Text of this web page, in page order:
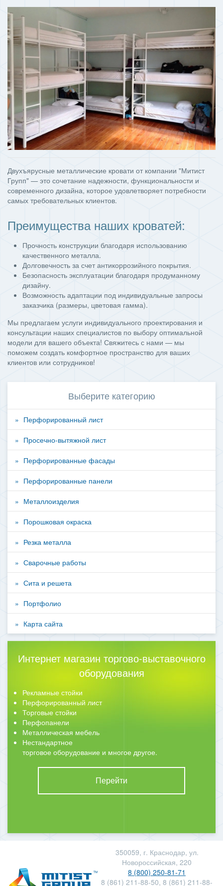
Двухъярусные металлические кровати от компании "Митист
Групп" — это сочетание надежности, функциональности и
современного дизайна, которое удовлетворяет потребности
самых требовательных клиентов.
Преимущества наших кроватей:
Прочность конструкции благодаря использованию
качественного металла.
Долговечность за счет антикоррозийного покрытия.
Безопасность эксплуатации благодаря продуманному
дизайну.
Возможность адаптации под индивидуальные запросы
заказчика (размеры, цветовая гамма).
Мы предлагаем услуги индивидуального проектирования и
консультации наших специалистов по выбору оптимальной
модели для вашего объекта! Свяжитесь с нами — мы
поможем создать комфортное пространство для ваших
клиентов или сотрудников!
Выберите категорию
Перфорированный лист
Просечно-вытяжной лист
Перфорированные фасады
Перфорированные панели
Металлоизделия
Порошковая окраска
Резка металла
Сварочные работы
Сита и решета
Портфолио
Карта сайта
Интернет магазин торгово-выставочного
оборудования
Рекламные стойки
Перфорированный лист
Торговые стойки
Перфопанели
Металлическая мебель
Нестандартное
торговое оборудование и многое другое.
Перейти
350059, г. Краснодар, ул.
Новороссийская, 220
8 (800) 250-81-71
8 (861) 211-88-50, 8 (861) 211-88-